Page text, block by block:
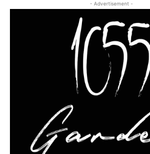
- Advertisement -